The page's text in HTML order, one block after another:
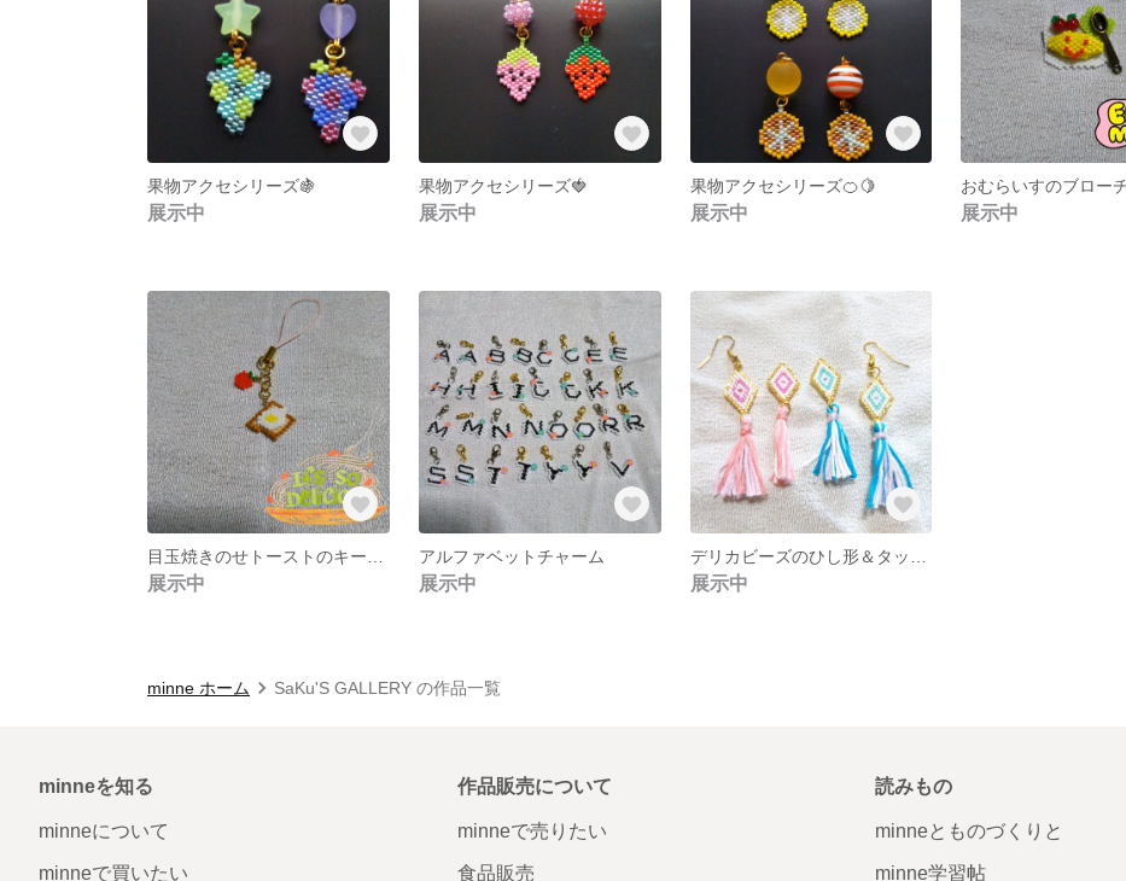
果物アクセシリーズ🍇
展示中
果物アクセシリーズ🍓
展示中
果物アクセシリーズ🍊🍋
展示中
おむらいすのブロー
展示中
展示中
アルファベットチャーム
展示中 展示中
minne ホーム SaKu'S GALLERY の作品一覧
minneを知る
minneについて
minneで買いたい
作品販売について
minneで売りたい
食品販売
読みもの
minneとものづくりと
minne学習帖